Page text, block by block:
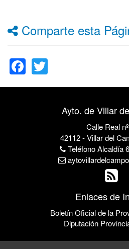
Comparte esta
Facebook
Ayto. de Villar
Calle Real
42112 - Villar del
Teléfono Alcaldía
Enlaces de
Boletín Oficial de la
Diputación